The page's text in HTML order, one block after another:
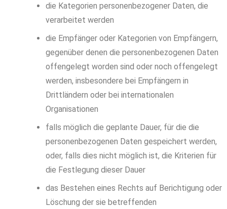
die Kategorien personenbezogener Daten, die
verarbeitet werden
die Empfänger oder Kategorien von Empfängern,
gegenüber denen die personenbezogenen Daten
offengelegt worden sind oder noch offengelegt
werden, insbesondere bei Empfängern in
Drittländern oder bei internationalen
Organisationen
falls möglich die geplante Dauer, für die die
personenbezogenen Daten gespeichert werden,
oder, falls dies nicht möglich ist, die Kriterien für
die Festlegung dieser Dauer
das Bestehen eines Rechts auf Berichtigung oder
Löschung der sie betreffenden